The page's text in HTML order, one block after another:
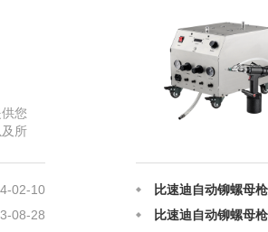
您
所
06-26
06-22
02-10
08-28
08-10
自动铆螺母枪铆接
自动铆螺母枪在铆
自动铆螺母枪应该
比速迪自动铆螺母
比速迪自动铆螺母
比速迪自动铆螺母
比速迪自动铆螺母
铆螺母枪故障怎么修